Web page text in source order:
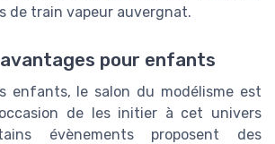
de train vapeur auvergnat.
pour enfants
enfants, le salon du modélisme est
de les initier à cet univers
évènements proposent des